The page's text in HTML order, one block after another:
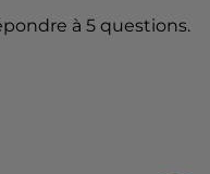
à 5 questions.